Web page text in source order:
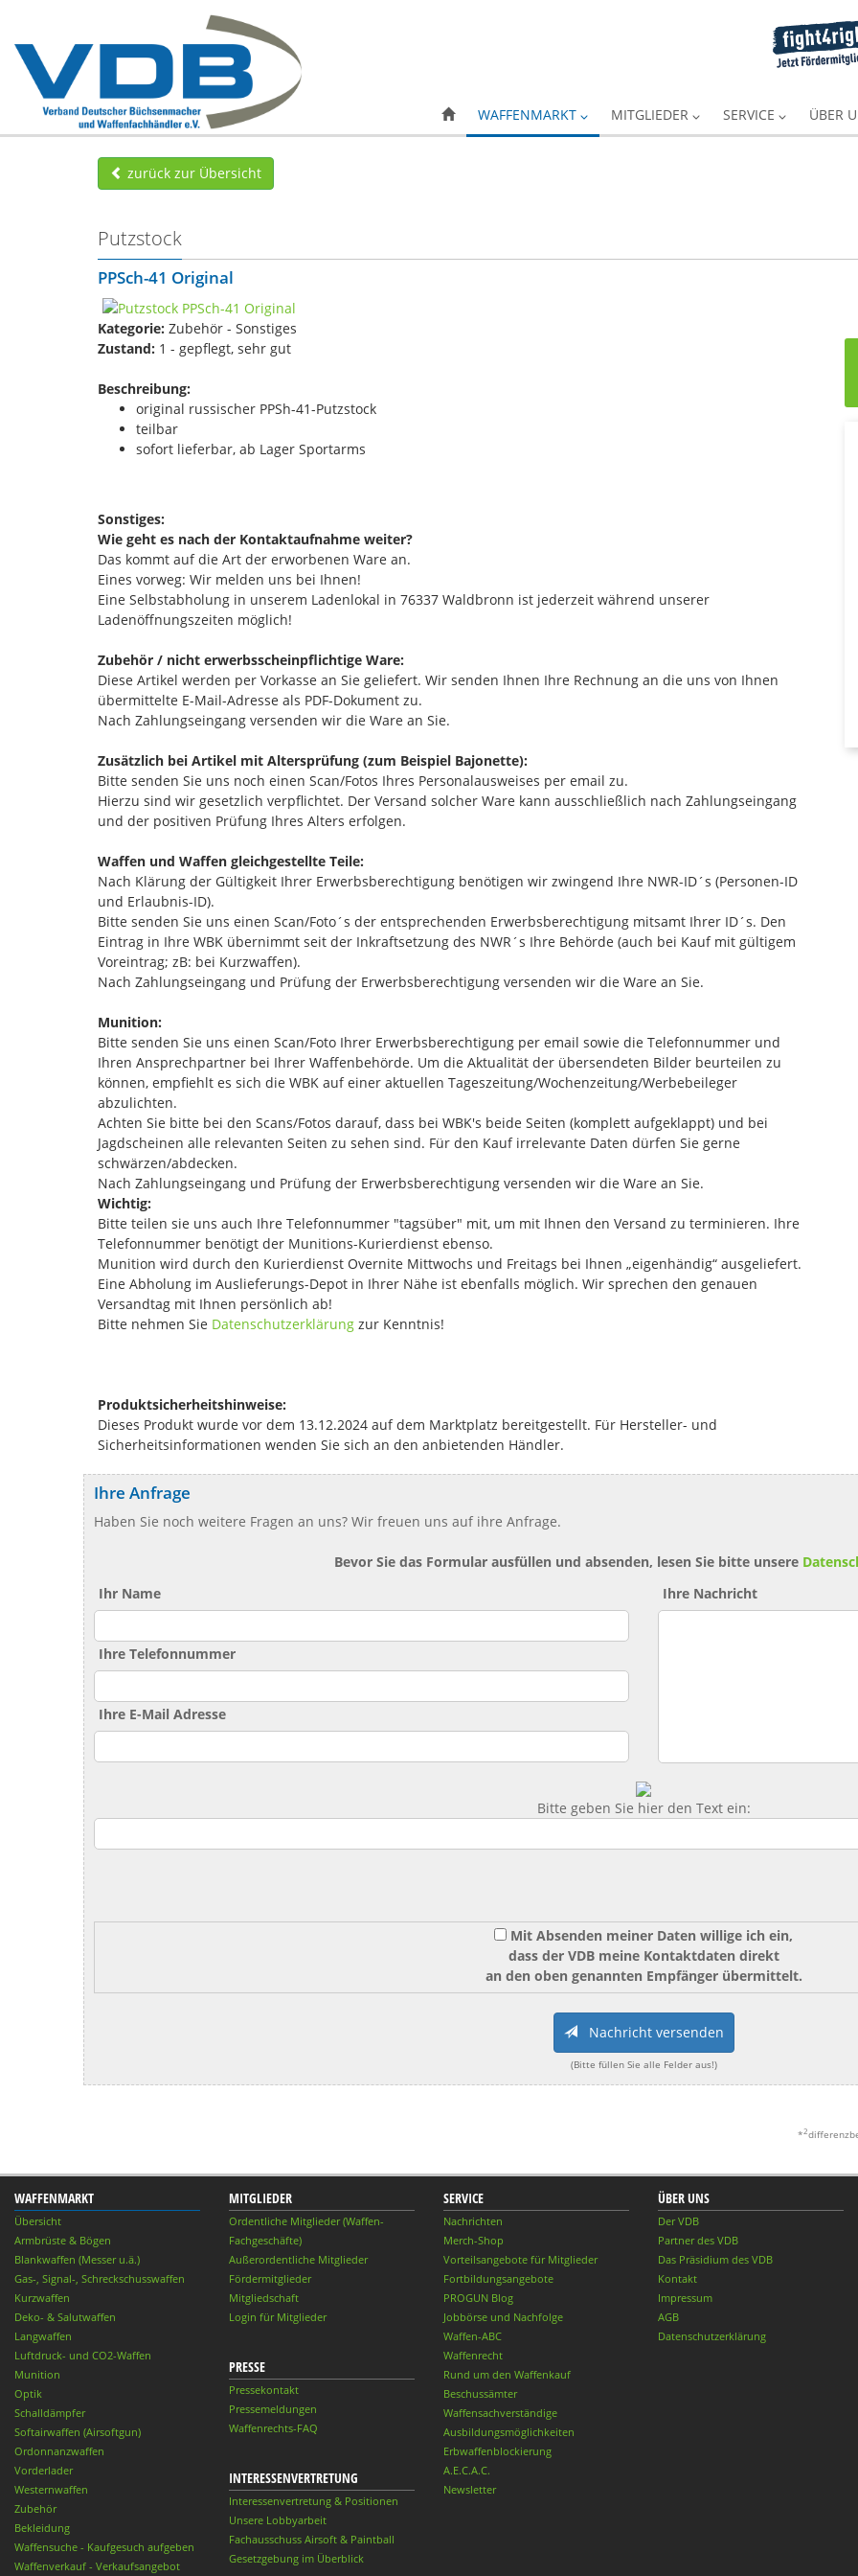
WAFFENMARKT MITGLIEDER SERVICE ÜBER
zurück zur Übersicht
Putzstock
PPSch-41 Original
Kategorie: Zubehör - Sonstiges
Zustand: 1 - gepflegt, sehr gut
Beschreibung:
original russischer PPSh-41-Putzstock
teilbar
sofort lieferbar, ab Lager Sportarms
Sonstiges:
Wie geht es nach der Kontaktaufnahme weiter?
Das kommt auf die Art der erworbenen Ware an.
Eines vorweg: Wir melden uns bei Ihnen!
Eine Selbstabholung in unserem Ladenlokal in 76337 Waldbronn ist jederzeit während unserer
Ladenöffnungszeiten möglich!
Zubehör / nicht erwerbsscheinpflichtige Ware:
Diese Artikel werden per Vorkasse an Sie geliefert. Wir senden Ihnen Ihre Rechnung an die uns von Ihnen
übermittelte E-Mail-Adresse als PDF-Dokument zu.
Nach Zahlungseingang versenden wir die Ware an Sie.
Zusätzlich bei Artikel mit Altersprüfung (zum Beispiel Bajonette):
Bitte senden Sie uns noch einen Scan/Fotos Ihres Personalausweises per email zu.
Hierzu sind wir gesetzlich verpflichtet. Der Versand solcher Ware kann ausschließlich nach Zahlungseingang
und der positiven Prüfung Ihres Alters erfolgen.
Waffen und Waffen gleichgestellte Teile:
Nach Klärung der Gültigkeit Ihrer Erwerbsberechtigung benötigen wir zwingend Ihre NWR-ID´s (Personen-ID
und Erlaubnis-ID).
Bitte senden Sie uns einen Scan/Foto´s der entsprechenden Erwerbsberechtigung mitsamt Ihrer ID´s. Den
Eintrag in Ihre WBK übernimmt seit der Inkraftsetzung des NWR´s Ihre Behörde (auch bei Kauf mit gültigem
Voreintrag; zB: bei Kurzwaffen).
Nach Zahlungseingang und Prüfung der Erwerbsberechtigung versenden wir die Ware an Sie.
Munition:
Bitte senden Sie uns einen Scan/Foto Ihrer Erwerbsberechtigung per email sowie die Telefonnummer und
Ihren Ansprechpartner bei Ihrer Waffenbehörde. Um die Aktualität der übersendeten Bilder beurteilen zu
können, empfiehlt es sich die WBK auf einer aktuellen Tageszeitung/Wochenzeitung/Werbebeileger
abzulichten.
Achten Sie bitte bei den Scans/Fotos darauf, dass bei WBK's beide Seiten (komplett aufgeklappt) und bei
Jagdscheinen alle relevanten Seiten zu sehen sind. Für den Kauf irrelevante Daten dürfen Sie gerne
schwärzen/abdecken.
Nach Zahlungseingang und Prüfung der Erwerbsberechtigung versenden wir die Ware an Sie.
Wichtig:
Bitte teilen sie uns auch Ihre Telefonnummer "tagsüber" mit, um mit Ihnen den Versand zu terminieren. Ihre
Telefonnummer benötigt der Munitions-Kurierdienst ebenso.
Munition wird durch den Kurierdienst Overnite Mittwochs und Freitags bei Ihnen „eigenhändig“ ausgeliefert.
Eine Abholung im Auslieferungs-Depot in Ihrer Nähe ist ebenfalls möglich. Wir sprechen den genauen
Versandtag mit Ihnen persönlich ab!
Bitte nehmen Sie Datenschutzerklärung zur Kenntnis!
Produktsicherheitshinweise:
Dieses Produkt wurde vor dem 13.12.2024 auf dem Marktplatz bereitgestellt. Für Hersteller- und
Sicherheitsinformationen wenden Sie sich an den anbietenden Händler.
Ihre Anfrage
Haben Sie noch weitere Fragen an uns? Wir freuen uns auf ihre Anfrage.
Bevor Sie das Formular ausfüllen und absenden, lesen Sie bitte unsere
Ihr Name
Ihre Telefonnummer
Ihre E-Mail Adresse
Ihre Nachricht
Bitte geben Sie hier den Text ein:
Mit Absenden meiner Daten willige ich ein,
dass der VDB meine Kontaktdaten direkt
an den oben genannten Empfänger übermittelt.
Nachricht versenden
(Bitte füllen Sie alle Felder aus!)
*2
WAFFENMARKT
Übersicht
Armbrüste & Bögen
Blankwaffen (Messer u.ä.)
Gas-, Signal-, Schreckschusswaffen
Kurzwaffen
Deko- & Salutwaffen
Langwaffen
Luftdruck- und CO2-Waffen
Munition
Optik
Schalldämpfer
Softairwaffen (Airsoftgun)
Ordonnanzwaffen
Vorderlader
Westernwaffen
Zubehör
Bekleidung
Waffensuche - Kaufgesuch aufgeben
Waffenverkauf - Verkaufsangebot
MITGLIEDER
Ordentliche Mitglieder (Waffen-
Fachgeschäfte)
Außerordentliche Mitglieder
Fördermitglieder
Mitgliedschaft
Login für Mitglieder
PRESSE
Pressekontakt
Pressemeldungen
Waffenrechts-FAQ
INTERESSENVERTRETUNG
Interessenvertretung & Positionen
Unsere Lobbyarbeit
Fachausschuss Airsoft & Paintball
Gesetzgebung im Überblick
SERVICE
Nachrichten
Merch-Shop
Vorteilsangebote für Mitglieder
Fortbildungsangebote
PROGUN Blog
Jobbörse und Nachfolge
Waffen-ABC
Waffenrecht
Rund um den Waffenkauf
Beschussämter
Waffensachverständige
Ausbildungsmöglichkeiten
Erbwaffenblockierung
A.E.C.A.C.
Newsletter
ÜBER UNS
Der VDB
Partner des VDB
Das Präsidium des VDB
Kontakt
Impressum
AGB
Datenschutzerklärung